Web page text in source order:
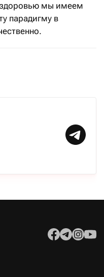
здоровью мы имеем
парадигму в